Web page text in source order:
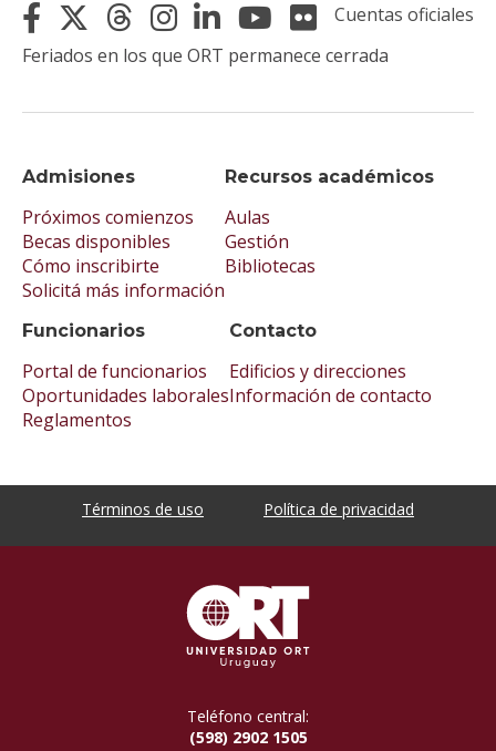
Admisiones
Próximos comienzos
Becas disponibles
Cómo inscribirte
Solicitá más información
Recursos académicos
Aulas
Gestión
Bibliotecas
Funcionarios
Portal de funcionarios
Oportunidades laborales
Reglamentos
Contacto
Edificios y direcciones
Información de contacto
Cuentas oficiales
Feriados en los que ORT permanece cerrada
Términos de uso Política de privacidad
Teléfono central:
(598) 2902 1505